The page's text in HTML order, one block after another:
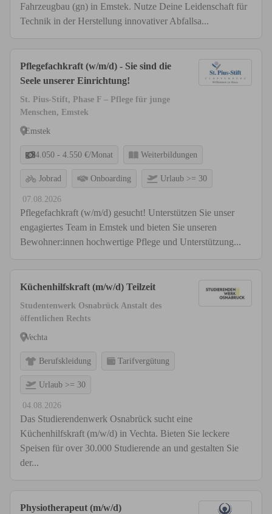
Fahrzeugbau (gn) in Emstek. Nutze Deine Leidenschaft für
Technik in der Herstellung innovativer Abfallsa...
Pflegefachkraft (w/m/d) - Sie sind die
Seele unserer Einrichtung!
St. Pius-Stift, Phase F – Pflege für junge
Menschen, Emstek
Emstek
4.050 - 4.550 €/Monat Weiterbildungen
Jobrad Onboarding Urlaub >= 30
07.08.2026
Pflegefachkraft (w/m/d) gesucht! Unterstützen Sie unser
engagiertes Team in Emstek und bieten Sie unseren
Bewohner:innen hochwertige Pflege und Unterstützung...
Küchenhilfskraft (m/w/d) Teilzeit
Studentenwerk Osnabrück Anstalt des
öffentlichen Rechts
Vechta
Berufskleidung Tarifvergütung
Urlaub >= 30
04.08.2026
Das Studierendenwerk Osnabrück sucht eine
Küchenhilfskraft (m/w/d) in Vechta. Bieten Sie leckere
Speisen für over 30.000 Studierende an und gestalten Sie
der...
Physiotherapeut (m/w/d)